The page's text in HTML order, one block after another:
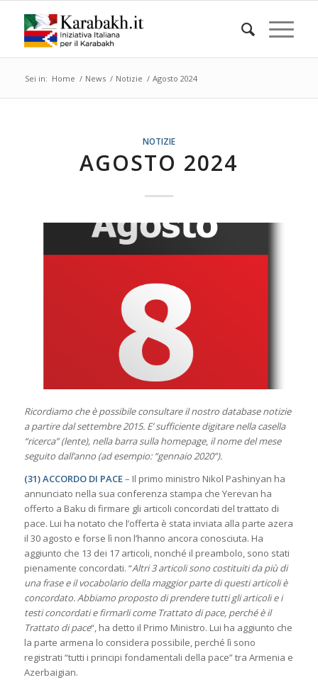
Sei in: Home / News / Notizie / Agosto 2024
NOTIZIE
AGOSTO 2024
Ricordiamo che è possibile consultare il nostro database notizie
a partire dal settembre 2015. E’ sufficiente digitare nella casella
“ricerca” (lente), nella barra sulla homepage, il nome del mese
seguito dall’anno (ad esempio: “gennaio 2020”).
(31) ACCORDO DI PACE– Il primo ministro Nikol Pashinyan ha
annunciato nella sua conferenza stampa che Yerevan ha
offerto a Baku di firmare gli articoli concordati del trattato di
pace. Lui ha notato che l’offerta è stata inviata alla parte azera
il 30 agosto e forse lì non l’hanno ancora conosciuta. Ha
aggiunto che 13 dei 17 articoli, nonché il preambolo, sono stati
pienamente concordati. “Altri 3 articoli sono costituiti da più di
una frase e il vocabolario della maggior parte di questi articoli è
concordato. Abbiamo proposto di prendere tutti gli articoli e i
testi concordati e firmarli come Trattato di pace, perché è il
Trattato di pace“, ha detto il Primo Ministro. Lui ha aggiunto che
la parte armena lo considera possibile, perché lì sono
registrati “tutti i principi fondamentali della pace” tra Armenia e
Azerbaigian.